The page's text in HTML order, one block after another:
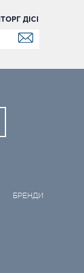
ДІСІ
БРЕНДИ